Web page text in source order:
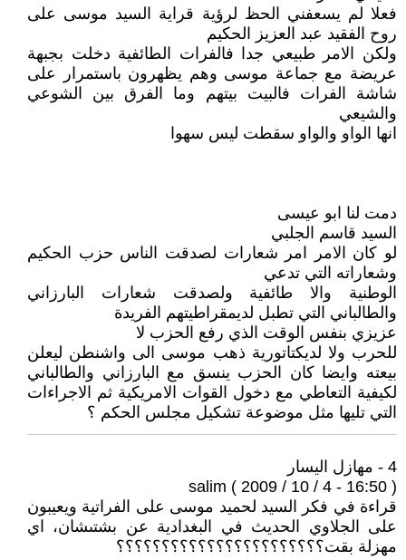
فعلا لم يسعفني الحظ لرؤية قراية السيد موسى على
روح الفقيد عبد العزيز الحكيم
ولكن الامر طبيعي جدا فالفرات الطائفية دخلت بجبهة
عريضة مع جماعة موسى وهم يظهرون باستمرار على
شاشة الفرات فالبيت بيتهم وما الفرق بين الشوعي
والشيعي
انها الواو والواو سقطت ليس سهوا
دمت لنا ابو عيسى
السيد قاسم الجلبي
لو كان الامر امر شعارات لصدقت الناس حزب الحكيم
وشعاراته التي تدعي
الوطنية والا طائفية ولصدقت شعارات البارزاني
والطالباني التي تطبل لديمقراطيتهم الفريدة
عزيزي بنفس الوقت الذي رفع الحزب لا
للحرب ولا لديكتاتورية ذهب موسى الى واشنطن ليعلن
بيعته وايضا كان الحزب ينسق مع البارزاني والطالباني
لكيفية التعاطي مع دخول القوات الامريكية ثم الاجراءات
التي تليها مثل موضوعة تشكيل مجلس الحكم ؟
4 - مهازل اليسار
salim ( 2009 / 10 / 4 - 16:50 )
قراءة في فكر السيد لحميد موسى على الفراتية ويعيبون
على الجلاوي الحديث في البغدادية عن بشتىشان، اي
مهزلة بقت؟؟؟؟؟؟؟؟؟؟؟؟؟؟؟؟؟؟؟؟؟؟؟